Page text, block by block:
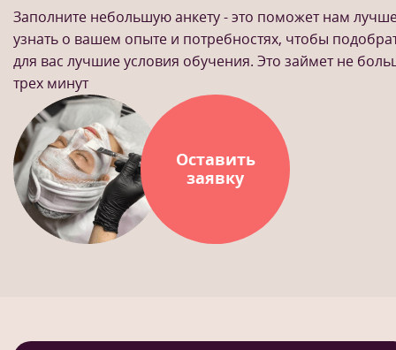
Заполните небольшую анкету - это поможет нам
узнать о вашем опыте и потребностях, чтобы
для вас лучшие условия обучения. Это займет не
трех минут
Оставить
заявку